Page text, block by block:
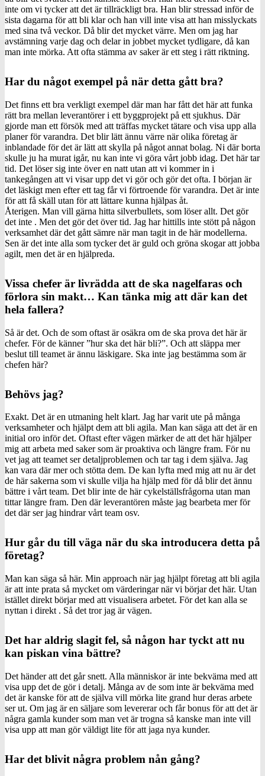
inte om vi tycker att det är tillräckligt bra. Han blir stressad inför de
sista dagarna för att bli klar och han vill inte visa att han misslyckats
med sina två veckor. Då blir det mycket värre. Men om jag har
avstämning varje dag och delar in jobbet mycket tydligare, då kan
man inte mörka. Att ofta stämma av saker är ett steg i rätt riktning.
Har du något exempel på när detta gått bra?
Det finns ett bra verkligt exempel där man har fått det här att funka
rätt bra mellan leverantörer i ett byggprojekt på ett sjukhus. Där
gjorde man ett försök med att träffas mycket tätare och visa upp alla
planer för varandra. Det blir lätt ännu värre när olika företag är
inblandade för det är lätt att skylla på något annat bolag. Ni där borta
skulle ju ha murat igår, nu kan inte vi göra vårt jobb idag. Det här tar
tid. Det löser sig inte över en natt utan att vi kommer in i
tankegången att vi visar upp det vi gör och gör det ofta. I början är
det läskigt men efter ett tag får vi förtroende för varandra. Det är inte
för att få skäll utan för att lättare kunna hjälpas åt.
Återigen. Man vill gärna hitta silverbullets, som löser allt. Det gör
det inte . Men det gör det över tid. Jag har hittills inte stött på någon
verksamhet där det gått sämre när man tagit in de här modellerna.
Sen är det inte alla som tycker det är guld och gröna skogar att jobba
agilt, men det är en hjälpreda.
Vissa chefer är livrädda att de ska nagelfaras och
förlora sin makt… Kan tänka mig att där kan det
hela fallera?
Så är det. Och de som oftast är osäkra om de ska prova det här är
chefer. För de känner ”hur ska det här bli?”. Och att släppa mer
beslut till teamet är ännu läskigare. Ska inte jag bestämma som är
chefen här?
Behövs jag?
Exakt. Det är en utmaning helt klart. Jag har varit ute på många
verksamheter och hjälpt dem att bli agila. Man kan säga att det är en
initial oro inför det. Oftast efter vägen märker de att det här hjälper
mig att arbeta med saker som är proaktiva och längre fram. För nu
vet jag att teamet ser detaljproblemen och tar tag i dem själva. Jag
kan vara där mer och stötta dem. De kan lyfta med mig att nu är det
de här sakerna som vi skulle vilja ha hjälp med för då blir det ännu
bättre i vårt team. Det blir inte de här cykelställsfrågorna utan man
tittar längre fram. Den där leverantören måste jag bearbeta mer för
det där ser jag hindrar vårt team osv.
Hur går du till väga när du ska introducera detta på
företag?
Man kan säga så här. Min approach när jag hjälpt företag att bli agila
är att inte prata så mycket om värderingar när vi börjar det här. Utan
istället direkt börjar med att visualisera arbetet. För det kan alla se
nyttan i direkt . Så det tror jag är vägen.
Det har aldrig slagit fel, så någon har tyckt att nu
kan piskan vina bättre?
Det händer att det går snett. Alla människor är inte bekväma med att
visa upp det de gör i detalj. Många av de som inte är bekväma med
det är kanske för att de själva vill mörka lite grand hur deras arbete
ser ut. Om jag är en säljare som levererar och får bonus för att det är
några gamla kunder som man vet är trogna så kanske man inte vill
visa upp att man gör väldigt lite för att jaga nya kunder.
Har det blivit några problem nån gång?